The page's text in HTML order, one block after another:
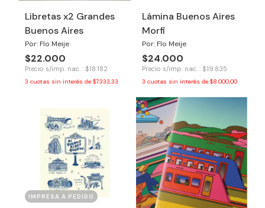
Libretas x2 Grandes
Buenos Aires
Por: Flo Meije
$22.000
Precio s/imp. nac. : $18.182
3 cuotas sin interés de $7.333,33
Lámina Buenos Aires
Morfi
Por: Flo Meije
$24.000
Precio s/imp. nac. : $19.835
3 cuotas sin interés de $8.000,00
IMPRESA A PEDIDO